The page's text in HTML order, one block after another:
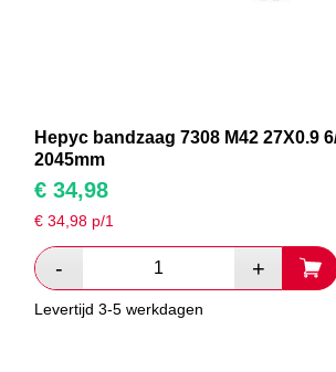
Hepyc bandzaag 7308 M42 27X0.9
2045mm
€ 34,98
€34,98 p/1
Levertijd 3-5 werkdagen